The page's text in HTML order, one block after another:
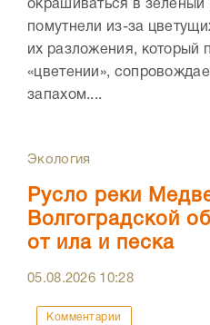
окрашиваться в зеленый
помутнели из-за
их разложения, который
«цветении»,
запахом....
Экология
Русло реки
Волгоградской
от ила и песка
05.08.2026 10:28
Комментарии